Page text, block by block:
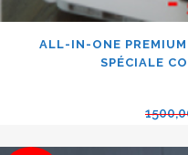
ALL-IN-ONE
SPÉCIALE